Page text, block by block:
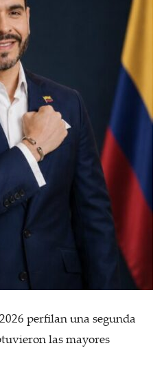
perfilan una segunda
las mayores